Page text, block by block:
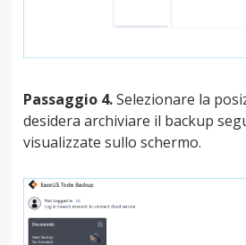
Passaggio 4.Selezionare la
desidera archiviare il backup
visualizzate sullo schermo.